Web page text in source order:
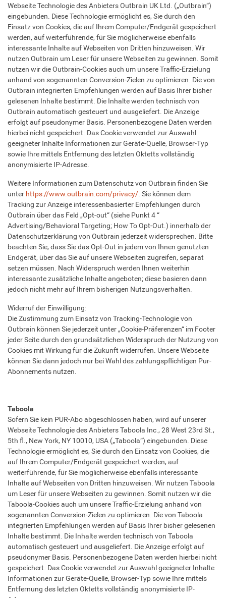
Webseite Technologie des Anbieters Outbrain UK Ltd. („Outbrain“)
eingebunden. Diese Technologie ermöglicht es, Sie durch den
Einsatz von Cookies, die auf Ihrem Computer/Endgerät gespeichert
werden, auf weiterführende, für Sie möglicherweise ebenfalls
interessante Inhalte auf Webseiten von Dritten hinzuweisen. Wir
nutzen Outbrain um Leser für unsere Webseiten zu gewinnen. Somit
nutzen wir die Outbrain-Cookies auch um unsere Traffic-Erzielung
anhand von sogenannten Conversion-Zielen zu optimieren. Die von
Outbrain integrierten Empfehlungen werden auf Basis Ihrer bisher
gelesenen Inhalte bestimmt. Die Inhalte werden technisch von
Outbrain automatisch gesteuert und ausgeliefert. Die Anzeige
erfolgt auf pseudonymer Basis. Personenbezogene Daten werden
hierbei nicht gespeichert. Das Cookie verwendet zur Auswahl
geeigneter Inhalte Informationen zur Geräte-Quelle, Browser-Typ
sowie Ihre mittels Entfernung des letzten Oktetts vollständig
anonymisierte IP-Adresse.
Weitere Informationen zum Datenschutz von Outbrain finden Sie
unter https://www.outbrain.com/privacy/. Sie können dem
Tracking zur Anzeige interessenbasierter Empfehlungen durch
Outbrain über das Feld „Opt-out“ (siehe Punkt 4 “
Advertising/Behavioral Targeting; How To Opt-Out.) innerhalb der
Datenschutzerklärung von Outbrain jederzeit widersprechen. Bitte
beachten Sie, dass Sie das Opt-Out in jedem von Ihnen genutzten
Endgerät, über das Sie auf unsere Webseiten zugreifen, separat
setzen müssen. Nach Widerspruch werden Ihnen weiterhin
interessante zusätzliche Inhalte angeboten; diese basieren dann
jedoch nicht mehr auf Ihrem bisherigen Nutzungsverhalten.
Widerruf der Einwilligung:
Die Zustimmung zum Einsatz von Tracking-Technologie von
Outbrain können Sie jederzeit unter „Cookie-Präferenzen“ im Footer
jeder Seite durch den grundsätzlichen Widerspruch der Nutzung von
Cookies mit Wirkung für die Zukunft widerrufen. Unsere Webseite
können Sie dann jedoch nur bei Wahl des zahlungspflichtigen Pur-
Abonnements nutzen.
Taboola
Sofern Sie kein PUR-Abo abgeschlossen haben, wird auf unserer
Webseite Technologie des Anbieters Taboola Inc., 28 West 23rd St.,
5th fl., New York, NY 10010, USA („Taboola“) eingebunden. Diese
Technologie ermöglicht es, Sie durch den Einsatz von Cookies, die
auf Ihrem Computer/Endgerät gespeichert werden, auf
weiterführende, für Sie möglicherweise ebenfalls interessante
Inhalte auf Webseiten von Dritten hinzuweisen. Wir nutzen Taboola
um Leser für unsere Webseiten zu gewinnen. Somit nutzen wir die
Taboola-Cookies auch um unsere Traffic-Erzielung anhand von
sogenannten Conversion-Zielen zu optimieren. Die von Taboola
integrierten Empfehlungen werden auf Basis Ihrer bisher gelesenen
Inhalte bestimmt. Die Inhalte werden technisch von Taboola
automatisch gesteuert und ausgeliefert. Die Anzeige erfolgt auf
pseudonymer Basis. Personenbezogene Daten werden hierbei nicht
gespeichert. Das Cookie verwendet zur Auswahl geeigneter Inhalte
Informationen zur Geräte-Quelle, Browser-Typ sowie Ihre mittels
Entfernung des letzten Oktetts vollständig anonymisierte IP-